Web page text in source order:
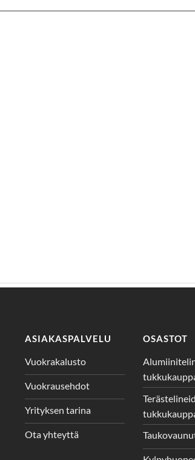
ASIAKASPALVELU
Vuokrakalusto
Vuokrausehdot
Yrityksen tarina
Ota yhteyttä
OSASTOT